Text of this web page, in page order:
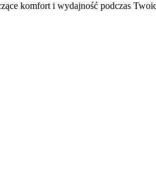
komfort i wydajność podczas